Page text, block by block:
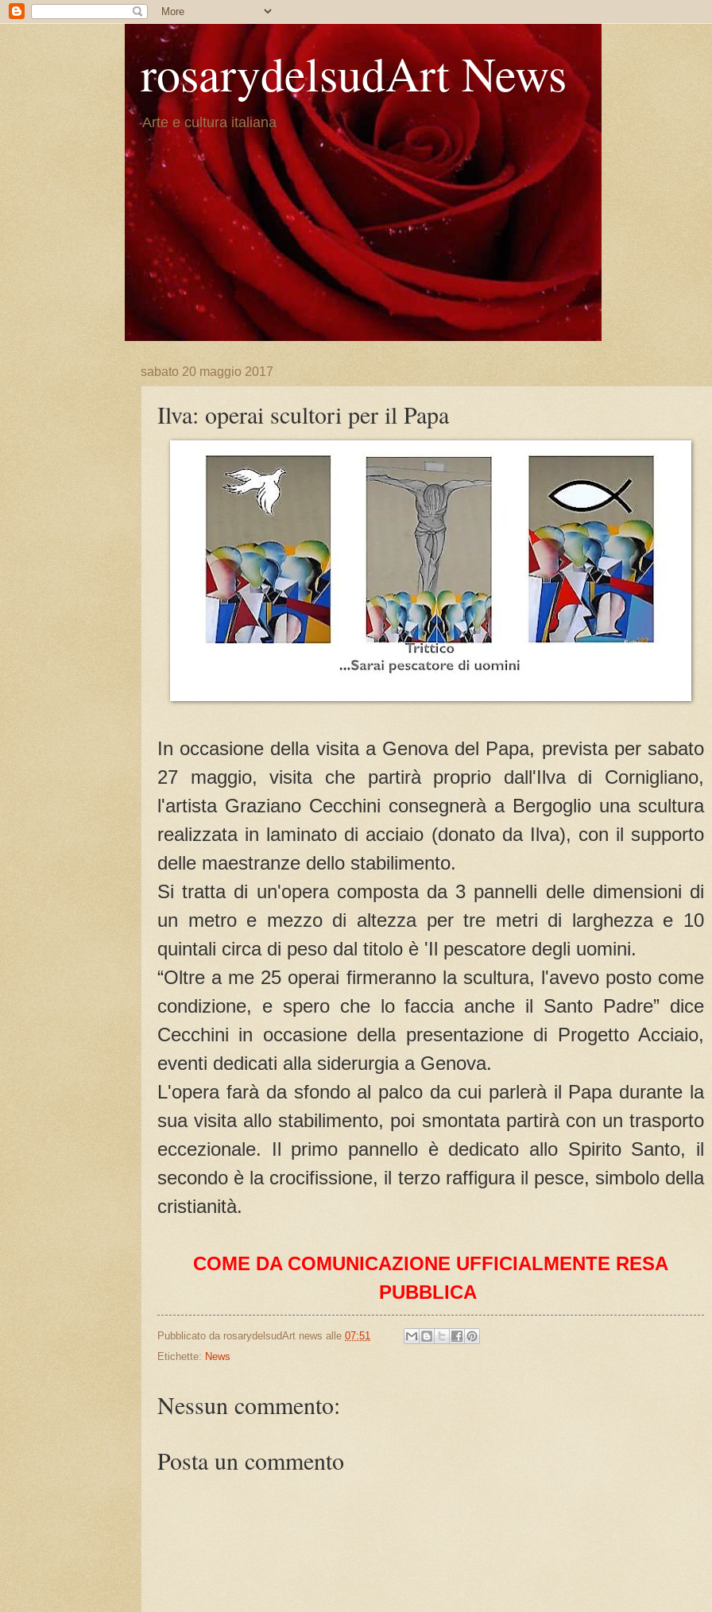
rosarydelsudArt News
Arte e cultura italiana
sabato 20 maggio 2017
Ilva: operai scultori per il Papa
In occasione della visita a Genova del Papa, prevista per sabato
27 maggio, visita che partirà proprio dall'Ilva di Cornigliano,
l'artista Graziano Cecchini consegnerà a Bergoglio una scultura
realizzata in laminato di acciaio (donato da Ilva), con il supporto
delle maestranze dello stabilimento.
Si tratta di un'opera composta da 3 pannelli delle dimensioni di
un metro e mezzo di altezza per tre metri di larghezza e 10
quintali circa di peso dal titolo è 'Il pescatore degli uomini.
“Oltre a me 25 operai firmeranno la scultura, l'avevo posto come
condizione, e spero che lo faccia anche il Santo Padre” dice
Cecchini in occasione della presentazione di Progetto Acciaio,
eventi dedicati alla siderurgia a Genova.
L'opera farà da sfondo al palco da cui parlerà il Papa durante la
sua visita allo stabilimento, poi smontata partirà con un trasporto
eccezionale. Il primo pannello è dedicato allo Spirito Santo, il
secondo è la crocifissione, il terzo raffigura il pesce, simbolo della
cristianità.
COME DA COMUNICAZIONE UFFICIALMENTE RESA
PUBBLICA
Pubblicato da rosarydelsudArt news alle 07:51
Etichette: News
Nessun commento:
Posta un commento